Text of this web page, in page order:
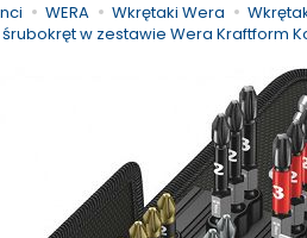
WERA Wkrętaki Wera
w zestawie Wera Kraftform